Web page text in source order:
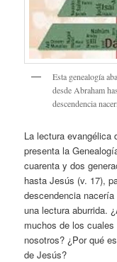
Esta genealogía
desde Abraham
descendencia
La lectura evangélica
presenta la
cuarenta y dos
hasta Jesús (v. 17),
descendencia
una lectura aburrida.
muchos de los
nosotros? ¿Por qué
de Jesús?